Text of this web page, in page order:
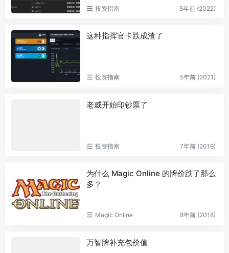
投资指南 5年前 (2022)
这种指挥官卡跌成渣了
投资指南 5年前 (2021)
老威开始印钞票了
投资指南 7年前 (2019)
为什么 Magic Online 的牌价跌了那么
多？
Magic Online 8年前 (2018)
万智牌补充包价值